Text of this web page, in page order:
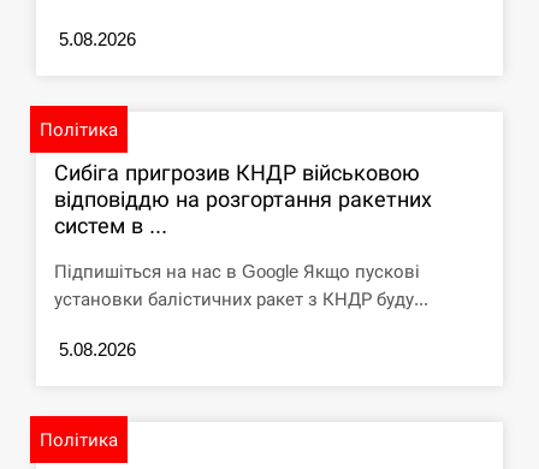
5.08.2026
Політика
Сибіга пригрозив КНДР військовою
відповіддю на розгортання ракетних
систем в ...
Підпишіться на нас в Google Якщо пускові
установки балістичних ракет з КНДР буду...
5.08.2026
Політика